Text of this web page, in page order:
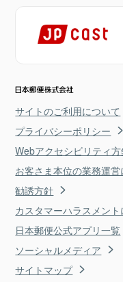
サイトのご利用について
プライバシーポリシー
Webアクセシビリティ
お客さま本位の業務運
勧誘方針
カスタマーハラスメン
日本郵便公式アプリ一覧
ソーシャルメディア
サイトマップ